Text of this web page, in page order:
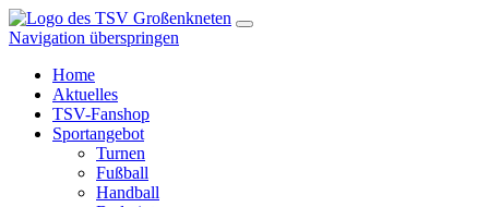
Navigation überspringen
Home
Aktuelles
TSV-Fanshop
Sportangebot
Turnen
Fußball
Handball